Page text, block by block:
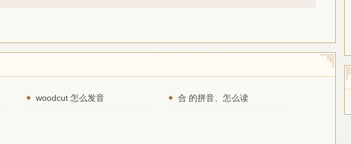
woodcut 怎么发音 合 的拼音、怎么读